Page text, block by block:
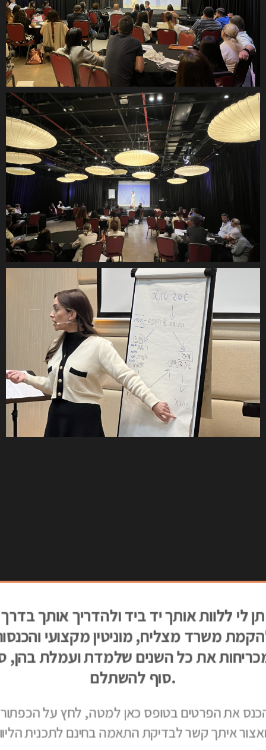
תן לי ללוות אותך יד ביד ולהדריך אותך בדרך
משרד מצליח, מוניטין מקצועי
את כל השנים שלמדת ועמלת בהן,
סוף להשתלם.
את הפרטים בטופס כאן למטה, לחץ על